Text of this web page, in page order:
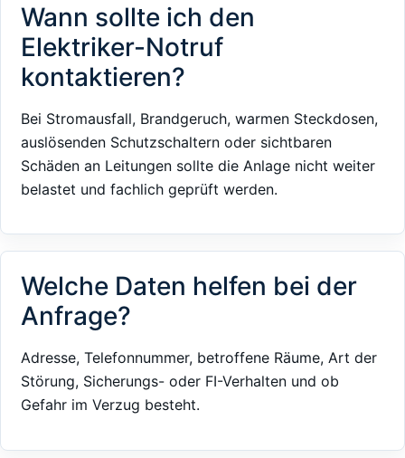
Wann sollte ich den
Elektriker-Notruf
kontaktieren?
Bei Stromausfall, Brandgeruch, warmen Steckdosen,
auslösenden Schutzschaltern oder sichtbaren
Schäden an Leitungen sollte die Anlage nicht weiter
belastet und fachlich geprüft werden.
Welche Daten helfen bei der
Anfrage?
Adresse, Telefonnummer, betroffene Räume, Art der
Störung, Sicherungs- oder FI-Verhalten und ob
Gefahr im Verzug besteht.